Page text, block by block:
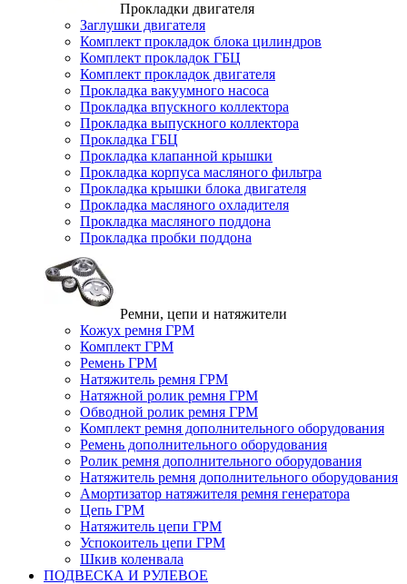
Прокладки двигателя
Заглушки двигателя
Комплект прокладок блока цилиндров
Комплект прокладок ГБЦ
Комплект прокладок двигателя
Прокладка вакуумного насоса
Прокладка впускного коллектора
Прокладка выпускного коллектора
Прокладка ГБЦ
Прокладка клапанной крышки
Прокладка корпуса масляного фильтра
Прокладка крышки блока двигателя
Прокладка масляного охладителя
Прокладка масляного поддона
Прокладка пробки поддона
Ремни, цепи и натяжители
Кожух ремня ГРМ
Комплект ГРМ
Ремень ГРМ
Натяжитель ремня ГРМ
Натяжной ролик ремня ГРМ
Обводной ролик ремня ГРМ
Комплект ремня дополнительного оборудования
Ремень дополнительного оборудования
Ролик ремня дополнительного оборудования
Натяжитель ремня дополнительного оборудования
Амортизатор натяжителя ремня генератора
Цепь ГРМ
Натяжитель цепи ГРМ
Успокоитель цепи ГРМ
Шкив коленвала
ПОДВЕСКА И РУЛЕВОЕ